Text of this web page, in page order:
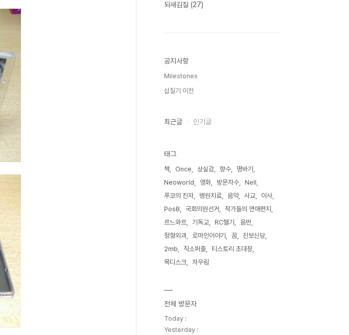
되새김질 (27)
공지사항
Milestones
삽질기 이전
최근글 인기글
태그
책 Once 상실감 향수
명바기
Neoworld
영화 방문자수
Nell
푸코의 진자
병원치료 음악 사교
이사
PosB
국회의원선거
작가들의 연애편지
르느와르
기독교 RC헬기
음반
정형외과
로마인이야기 꿈
진보신당
2mb
직소퍼즐
티스토리 초대장
목디스크
자우림
전체 방문자
Today :
Yesterday :